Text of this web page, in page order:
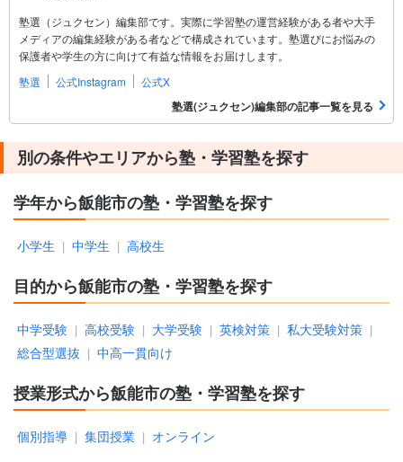
塾選（ジュクセン）編集部です。実際に学習塾の運営経験がある者や大手
メディアの編集経験がある者などで構成されています。塾選びにお悩みの
保護者や学生の方に向けて有益な情報をお届けします。
塾選
公式Instagram 公式X
塾選(ジュクセン)編集部の記事一覧を見る
別の条件やエリアから塾・学習塾を探す
学年から飯能市の塾・学習塾を探す
小学生 | 中学生 | 高校生
目的から飯能市の塾・学習塾を探す
中学受験 | 高校受験 | 大学受験 | 英検対策 | 私大受験対策 |
総合型選抜 | 中高一貫向け
授業形式から飯能市の塾・学習塾を探す
個別指導 | 集団授業 | オンライン